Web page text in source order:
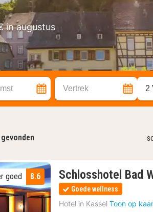
in augustus
Vertrek 2
8.6
goed Schlosshotel Bad
Goede wellness
Hotel in Kassel Toon op